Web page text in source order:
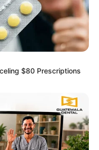
ลอย 1 ก.ค. 63
$80 Prescriptions